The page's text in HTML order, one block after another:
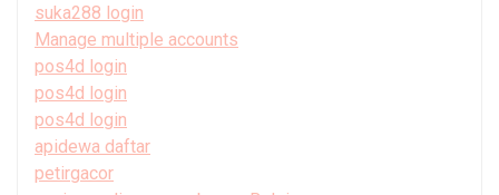
suka288 login
Manage multiple accounts
pos4d login
pos4d login
pos4d login
apidewa daftar
petirgacor